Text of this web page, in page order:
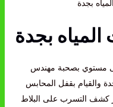
بجدة
بجدة
مستوي بصحبة مهندس
والقيام بقفل المحابس
كشف التسرب على البلاط